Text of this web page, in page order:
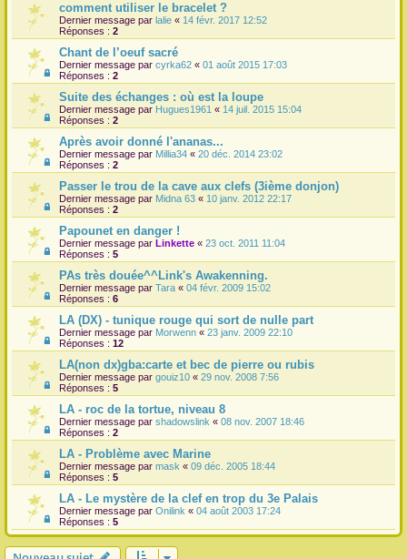
comment utiliser le bracelet ?
Dernier message par lalie « 14 févr. 2017 12:52
Réponses : 2
Chant de l’oeuf sacré
Dernier message par cyrka62 « 01 août 2015 17:03
Réponses : 2
Suite des échanges : où est la loupe
Dernier message par Hugues1961 « 14 juil. 2015 15:04
Réponses : 2
Après avoir donné l'ananas...
Dernier message par Millia34 « 20 déc. 2014 23:02
Réponses : 2
Passer le trou de la cave aux clefs (3ième donjon)
Dernier message par Midna 63 « 10 janv. 2012 22:17
Réponses : 2
Papounet en danger !
Dernier message par Linkette « 23 oct. 2011 11:04
Réponses : 5
PAs très douée^^Link's Awakenning.
Dernier message par Tara « 04 févr. 2009 15:02
Réponses : 6
LA (DX) - tunique rouge qui sort de nulle part
Dernier message par Morwenn « 23 janv. 2009 22:10
Réponses : 12
LA(non dx)gba:carte et bec de pierre ou rubis
Dernier message par gouiz10 « 29 nov. 2008 7:56
Réponses : 5
LA - roc de la tortue, niveau 8
Dernier message par shadowslink « 08 nov. 2007 18:46
Réponses : 2
LA - Problème avec Marine
Dernier message par mask « 09 déc. 2005 18:44
Réponses : 5
LA - Le mystère de la clef en trop du 3e Palais
Dernier message par Onilink « 04 août 2003 17:24
Réponses : 5